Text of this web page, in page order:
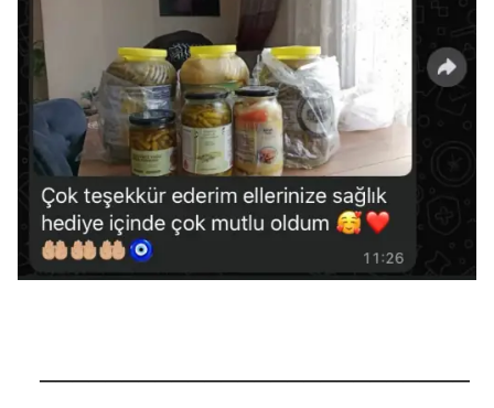
──────────────────────────